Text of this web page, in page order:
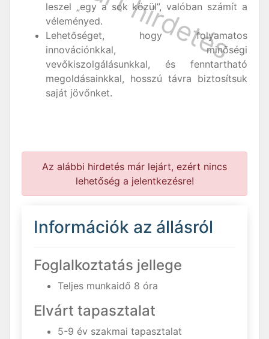
leszel „egy a sok közül”, valóban számít a
véleményed.
Lehetőséget, hogy folyamatos
innovációnkkal, minőségi
vevőkiszolgálásunkkal, és fenntartható
megoldásainkkal, hosszú távra biztosítsuk
saját jövőnket.
Az alábbi hirdetés már lejárt, ezért nincs
lehetőség a jelentkezésre!
Információk az állásról
Foglalkoztatás jellege
Teljes munkaidő 8 óra
Elvárt tapasztalat
5-9 év szakmai tapasztalat